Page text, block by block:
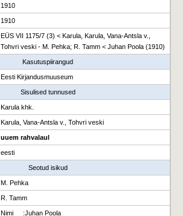
1910
1910
EÜS VII 1175/7 (3) < Karula, Karula, Vana-Antsla v.,
Tohvri veski - M. Pehka; R. Tamm < Juhan Poola (1910)
Kasutuspiirangud
Eesti Kirjandusmuuseum
Sisulised tunnused
Karula khk.
Karula, Vana-Antsla v., Tohvri veski
uuem rahvalaul
eesti
Seotud isikud
M. Pehka
R. Tamm
Nimi :Juhan Poola